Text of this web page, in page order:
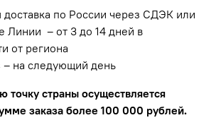
доставка по России через СДЭК или
Линии – от 3 до 14 дней в
от региона
на следующий день
точку страны осуществляется
заказа более 100 000 рублей.